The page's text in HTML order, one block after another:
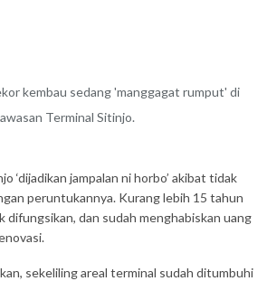
kembau sedang 'manggagat rumput' di
Terminal Sitinjo.
‘dijadikan jampalan ni horbo’ akibat tidak
peruntukannya. Kurang lebih 15 tahun
dan sudah menghabiskan uang
sekeliling areal terminal sudah ditumbuhi